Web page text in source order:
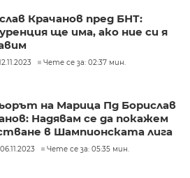
Крачанов пред БНТ:
ще има, ако ние си я
Чете се за: 02:37 мин.
на Марица Пд Борислав
Надявам се да покажем
в Шампионската лига
Чете се за: 05:35 мин.